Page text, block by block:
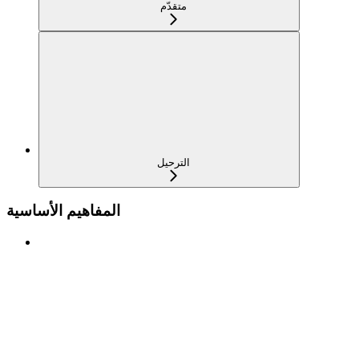
متقدّم
الترحيل
المفاهيم الأساسية